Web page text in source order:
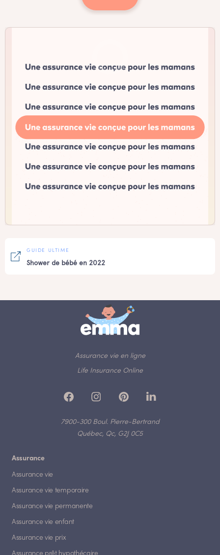
GUIDE ULTIME
Shower de bébé en 2022
Assurance vie en ligne
Life Insurance Online
7900-300 Boul. Pierre-Bertrand
Québec, Qc, G2J 0C5
Assurance
Assurance vie
Assurance vie temporaire
Assurance vie permanente
Assurance vie enfant
Assurance vie prix
Assurance prêt hypothécaire